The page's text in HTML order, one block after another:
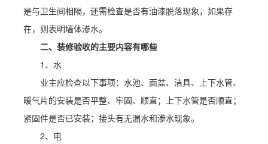
是与卫生间相隔，还需检查是否有油漆脱落现象，如果存
在，则表明墙体渗水。
二、装修验收的主要内容有哪些
1、水
业主应检查以下事项：水池、面盆、洁具、上下水管、
暖气片的安装是否平整、牢固、顺直；上下水管是否顺直；
紧固件是否已安装；接头有无漏水和渗水现象。
2、电